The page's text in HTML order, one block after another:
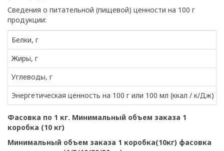
Сведения о питательной (пищевой) ценности на 100 г
продукции:
Белки, г
Жиры, г
Углеводы, г
Энергетическая ценность на 100 г или 100 мл (ккал / к/Дж)
Фасовка по 1 кг. Минимальный объем заказа 1
коробка (10 кг)
Минимальный объем заказа 1 коробка(10кг) фасовка